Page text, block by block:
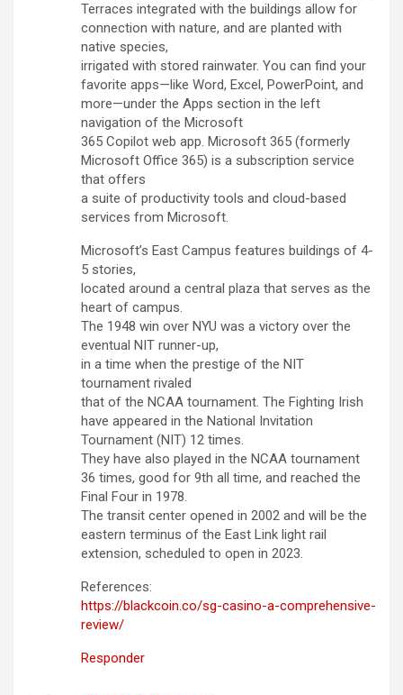
Terraces integrated with the buildings allow for
connection with nature, and are planted with
native species,
irrigated with stored rainwater. You can find your
favorite apps—like Word, Excel, PowerPoint, and
more—under the Apps section in the left
navigation of the Microsoft
365 Copilot web app. Microsoft 365 (formerly
Microsoft Office 365) is a subscription service
that offers
a suite of productivity tools and cloud-based
services from Microsoft.
Microsoft’s East Campus features buildings of 4-
5 stories,
located around a central plaza that serves as the
heart of campus.
The 1948 win over NYU was a victory over the
eventual NIT runner-up,
in a time when the prestige of the NIT
tournament rivaled
that of the NCAA tournament. The Fighting Irish
have appeared in the National Invitation
Tournament (NIT) 12 times.
They have also played in the NCAA tournament
36 times, good for 9th all time, and reached the
Final Four in 1978.
The transit center opened in 2002 and will be the
eastern terminus of the East Link light rail
extension, scheduled to open in 2023.
References:
https://blackcoin.co/sg-casino-a-comprehensive-
review/
Responder